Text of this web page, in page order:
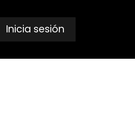
Inicia sesión